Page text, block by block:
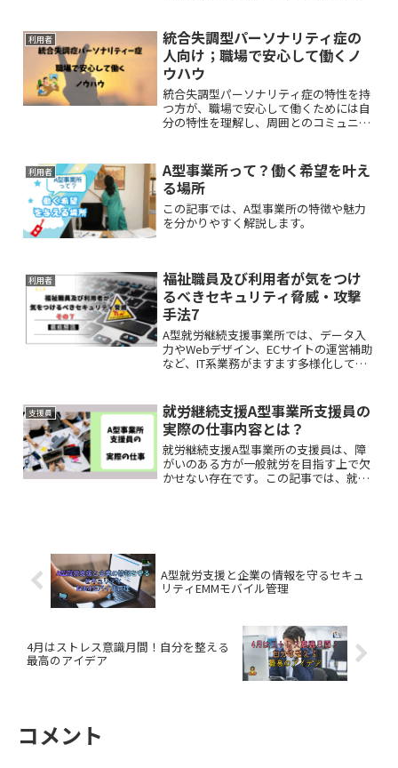
伝える発信テクニックをご紹介します。
利用者
統合失調型パーソナリティ症の
人向け；職場で安心して働くノ
ウハウ
統合失調型パーソナリティ症の特性を持
つ方が、職場で安心して働くためには自
分の特性を理解し、周囲とのコミュニケ
体的な方法をわかりやすく解説します。
利用者
A型事業所って？働く希望を叶え
る場所
この記事では、A型事業所の特徴や魅力
を分かりやすく解説します。
利用者
福祉職員及び利用者が気をつけ
るべきセキュリティ脅威・攻撃
手法7
A型就労継続支援事業所では、データ入
力やWebデザイン、ECサイトの運営補助
など、IT系業務がますます多様化してい
しいIT攻撃手法について事例を解説して
いきます。
支援員
就労継続支援A型事業所支援員の
実際の仕事内容とは？
就労継続支援A型事業所の支援員は、障
がいのある方が一般就労を目指す上で欠
かせない存在です。この記事では、就労
A型就労支援と企業の情報を守るセキュ
リティEMMモバイル管理
4月はストレス意識月間！自分を整える
最高のアイデア
コメント